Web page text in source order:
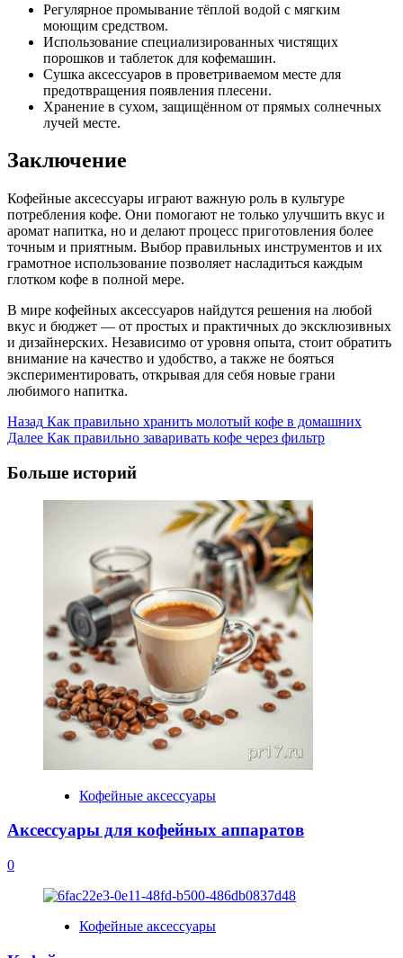
Регулярное промывание тёплой водой с мягким
моющим средством.
Использование специализированных чистящих
порошков и таблеток для кофемашин.
Сушка аксессуаров в проветриваемом месте для
предотвращения появления плесени.
Хранение в сухом, защищённом от прямых солнечных
лучей месте.
Заключение
Кофейные аксессуары играют важную роль в культуре
потребления кофе. Они помогают не только улучшить вкус и
аромат напитка, но и делают процесс приготовления более
точным и приятным. Выбор правильных инструментов и их
грамотное использование позволяет насладиться каждым
глотком кофе в полной мере.
В мире кофейных аксессуаров найдутся решения на любой
вкус и бюджет — от простых и практичных до эксклюзивных
и дизайнерских. Независимо от уровня опыта, стоит обратить
внимание на качество и удобство, а также не бояться
экспериментировать, открывая для себя новые грани
любимого напитка.
Post
Navigation
Назад Как правильно хранить молотый кофе в домашних
Далее Как правильно заваривать кофе через фильтр
Больше историй
Кофейные аксессуары
Аксессуары для кофейных аппаратов
0
Кофейные аксессуары